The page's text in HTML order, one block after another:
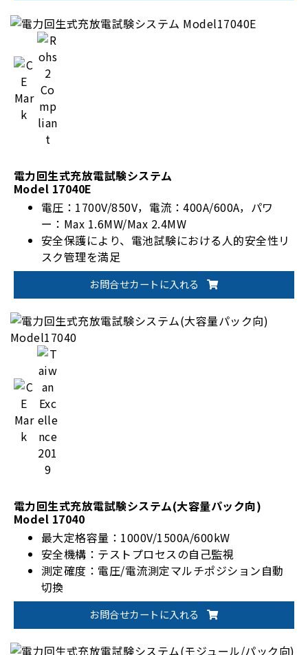
電力回生式充放電試験システム
Model 17040E
電圧：1700V/850V，電流：400A/600A，パワ
ー：Max 1.6MW/Max 2.4MW
安全保護により、電池試験における人的安全性リ
スク管理を満足
自動化されたバッテリー検証ソリューションのた
めの柔軟な統合技術
お問合せカートに入れる
電力回生式充放電試験システム(大容量パック向)
Model 17040
最大定格容量：1000V/1500A/600kW
安全機構：テストプロセスの自己監視
測定確度：電圧/電流測定マルチポジション自動
切換
拡張性：BMS、データコントローラ、チャンバー
等システム統合可能
お問合せカートに入れる